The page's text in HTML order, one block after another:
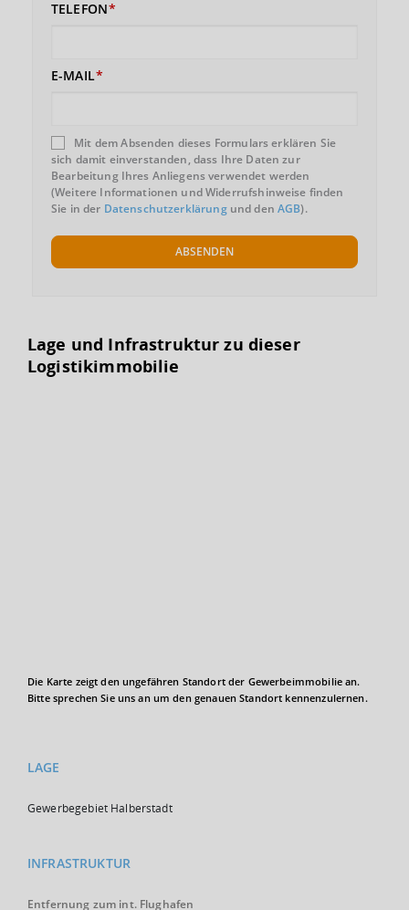
TELEFON
E-MAIL
Mit dem Absenden dieses Formulars erklären Sie
sich damit einverstanden, dass Ihre Daten zur
Bearbeitung Ihres Anliegens verwendet werden
(Weitere Informationen und Widerrufshinweise finden
Sie in der Datenschutzerklärungund denAGB).
ABSENDEN
Lage und Infrastruktur zu dieser
Logistikimmobilie
Die Karte zeigt den ungefähren Standort der Gewerbeimmobilie an.
Bitte sprechen Sie uns an um den genauen Standort kennenzulernen.
LAGE
Gewerbegebiet Halberstadt
INFRASTRUKTUR
Entfernung zum int. Flughafen